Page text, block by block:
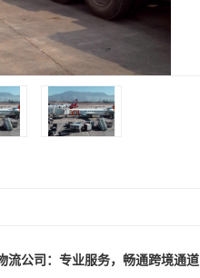
流公司：专业服务，畅通跨境通道